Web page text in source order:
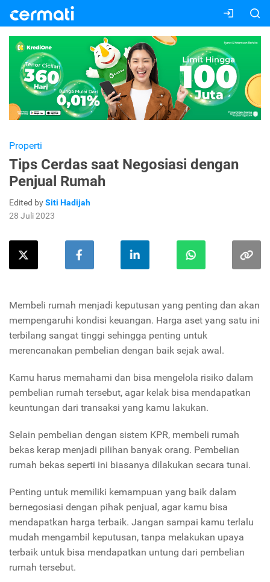
Properti
Tips Cerdas saat Negosiasi dengan
Penjual Rumah
Edited bySiti Hadijah
28 Juli 2023
Membeli rumah menjadi keputusan yang penting dan akan
mempengaruhi kondisi keuangan. Harga aset yang satu ini
terbilang sangat tinggi sehingga penting untuk
merencanakan pembelian dengan baik sejak awal.
Kamu harus memahami dan bisa mengelola risiko dalam
pembelian rumah tersebut, agar kelak bisa mendapatkan
keuntungan dari transaksi yang kamu lakukan.
Selain pembelian dengan sistem KPR, membeli rumah
bekas kerap menjadi pilihan banyak orang. Pembelian
rumah bekas seperti ini biasanya dilakukan secara tunai.
Penting untuk memiliki kemampuan yang baik dalam
bernegosiasi dengan pihak penjual, agar kamu bisa
mendapatkan harga terbaik. Jangan sampai kamu terlalu
mudah mengambil keputusan, tanpa melakukan upaya
terbaik untuk bisa mendapatkan untung dari pembelian
rumah tersebut.